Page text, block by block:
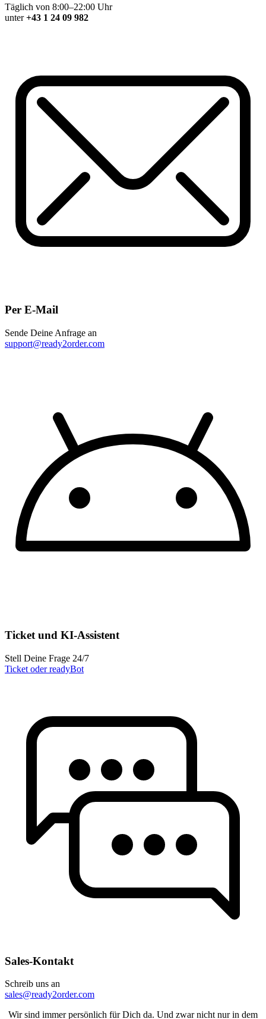
Täglich von 8:00–22:00 Uhr
unter+43 1 24 09 982
Per E-Mail
Sende Deine Anfrage an
support@ready2order.com
Ticket und KI-Assistent
Stell Deine Frage 24/7
Ticket oder readyBot
Sales-Kontakt
Schreib uns an
sales@ready2order.com
Wir sind immer persönlich für Dich da. Und zwar nicht nur in dem